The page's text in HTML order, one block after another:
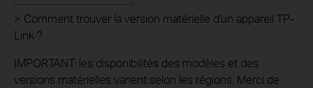
> Comment trouver la version matérielle d'un appareil TP-
Link ?
IMPORTANT: les disponibilités des modèles et des
versions matérielles varient selon les régions. Merci de